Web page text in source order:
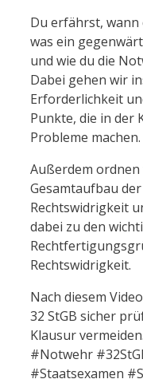
Du erfährst,
was ein
und wie du die
Dabei gehen wir
Erforderlichkeit
Punkte, die in der
Probleme machen.
Außerdem
Gesamtaufbau
Rechtswidrigkeit
dabei zu den
Rechtswidrigkeit.
Nach diesem
32 StGB sicher
Klausur vermeiden.
#Notwehr
#Staatsexamen